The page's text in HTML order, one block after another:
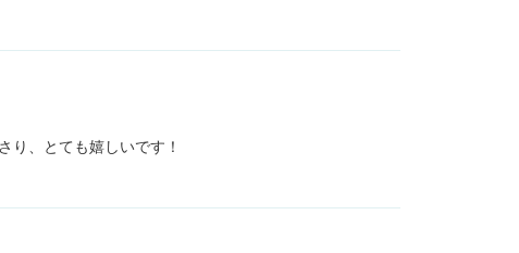
り、とても嬉しいです！